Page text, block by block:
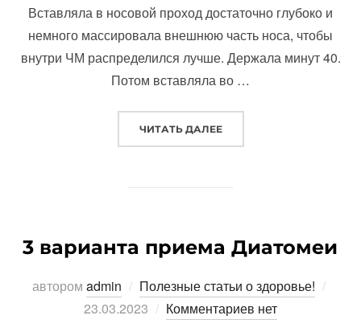
Вставляла в носовой проход достаточно глубоко и
немного массировала внешнюю часть носа, чтобы
внутри ЧМ распределился лучше. Держала минут 40.
Потом вставляла во …
ЧИТАТЬ ДАЛЕЕ«ГАЙМОРИТ СПОСОБ
3 варианта приема Диатомеи
автором admin Полезные статьи о здоровье!
23.03.2023
Комментариев нет